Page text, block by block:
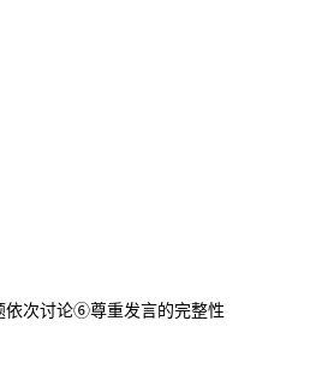
次讨论⑥尊重发言的完整性